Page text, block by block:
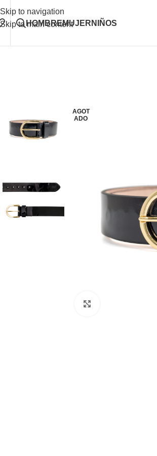
Skip to navigation
Skip to main content
HOMBREMUJER NIÑOS
AGOT
ADO